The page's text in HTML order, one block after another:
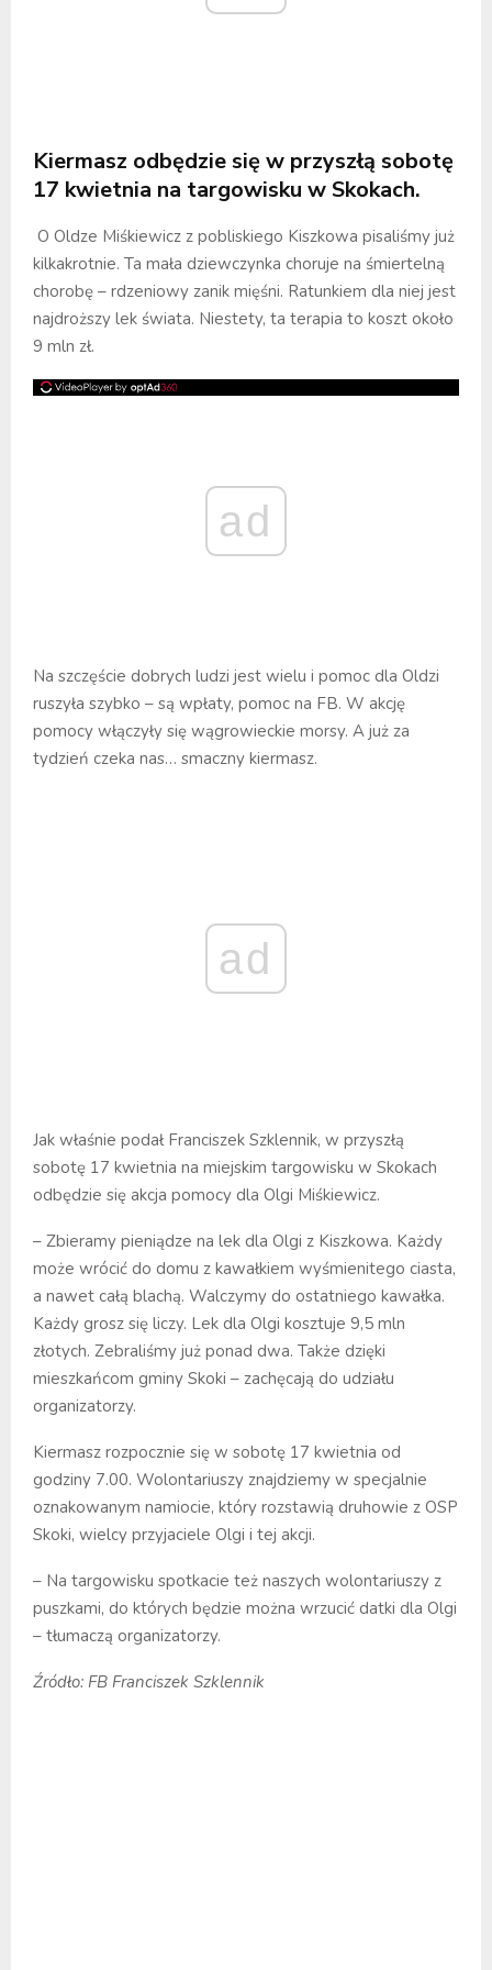
Kiermasz odbędzie się w przyszłą sobotę
17 kwietnia na targowisku w Skokach.
O Oldze Miśkiewicz z pobliskiego Kiszkowa pisaliśmy już
kilkakrotnie. Ta mała dziewczynka choruje na śmiertelną
chorobę – rdzeniowy zanik mięśni. Ratunkiem dla niej jest
najdroższy lek świata. Niestety, ta terapia to koszt około
9 mln zł.
ad
Na szczęście dobrych ludzi jest wielu i pomoc dla Oldzi
ruszyła szybko – są wpłaty, pomoc na FB. W akcję
pomocy włączyły się wągrowieckie morsy. A już za
tydzień czeka nas… smaczny kiermasz.
ad
Jak właśnie podał Franciszek Szklennik, w przyszłą
sobotę 17 kwietnia na miejskim targowisku w Skokach
odbędzie się akcja pomocy dla Olgi Miśkiewicz.
– Zbieramy pieniądze na lek dla Olgi z Kiszkowa. Każdy
może wrócić do domu z kawałkiem wyśmienitego ciasta,
a nawet całą blachą. Walczymy do ostatniego kawałka.
Każdy grosz się liczy. Lek dla Olgi kosztuje 9,5 mln
złotych. Zebraliśmy już ponad dwa. Także dzięki
mieszkańcom gminy Skoki – zachęcają do udziału
organizatorzy.
Kiermasz rozpocznie się w sobotę 17 kwietnia od
godziny 7.00. Wolontariuszy znajdziemy w specjalnie
oznakowanym namiocie, który rozstawią druhowie z OSP
Skoki, wielcy przyjaciele Olgi i tej akcji.
– Na targowisku spotkacie też naszych wolontariuszy z
puszkami, do których będzie można wrzucić datki dla Olgi
– tłumaczą organizatorzy.
Źródło: FB Franciszek Szklennik